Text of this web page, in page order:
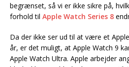
begrænset, så vi er ikke sikre på,
forhold til Apple Watch Series 8
Da der ikke ser ud til at være et
år, er det muligt, at Apple Watch 9
Apple Watch Ultra. Apple arbejder